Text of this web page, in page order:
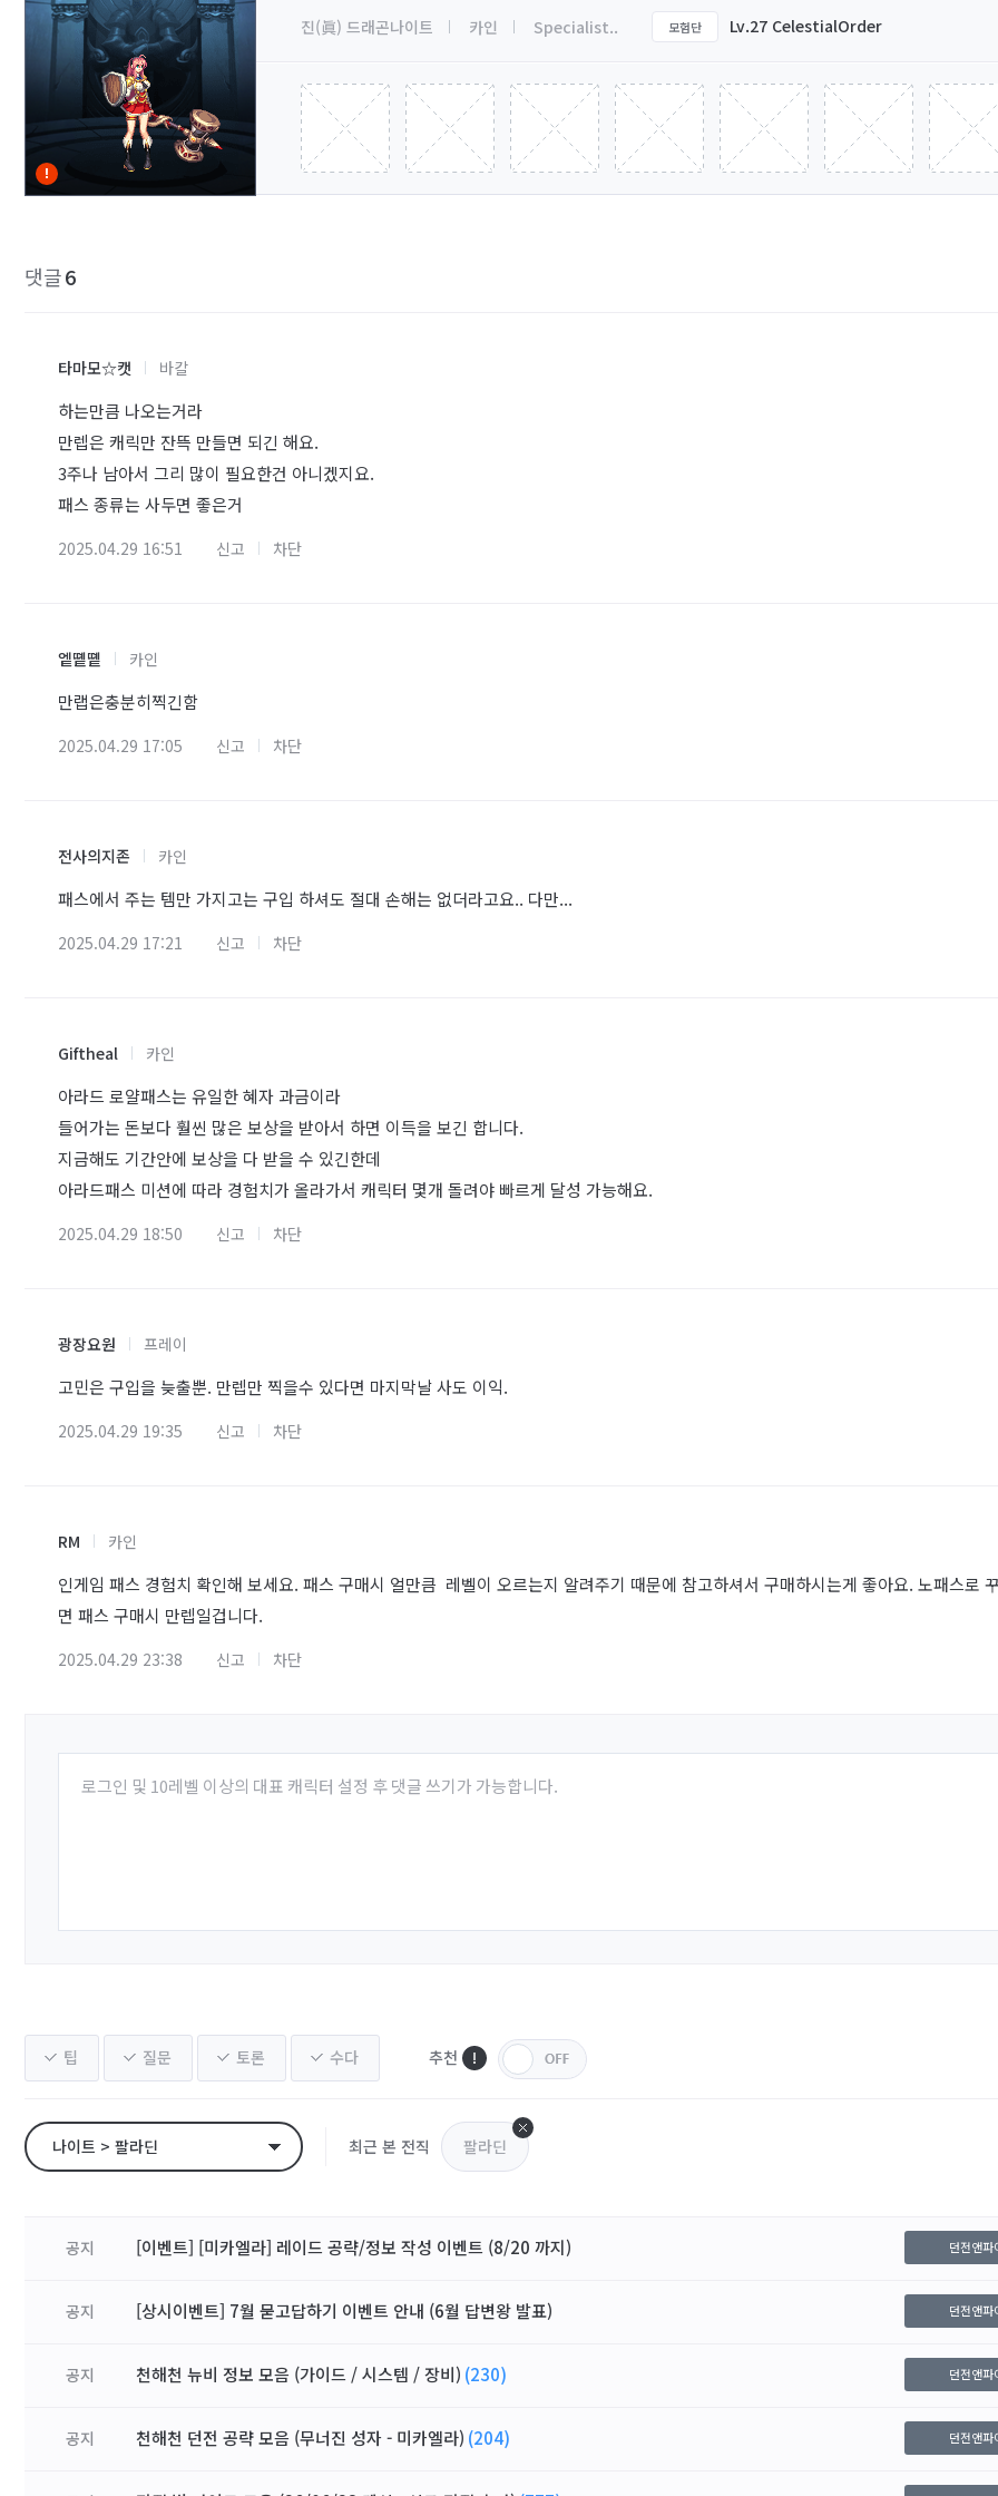
진(眞) 드래곤나이트 카인 Specialist.. 모험단 Lv.27 CelestialOrder
댓글6
타마모☆캣 바칼
하는만큼 나오는거라
만렙은 캐릭만 잔뜩 만들면 되긴 해요.
3주나 남아서 그리 많이 필요한건 아니겠지요.
패스 종류는 사두면 좋은거
2025.04.29 16:51 신고 차단
엩똍똍 카인
만랩은충분히찍긴함
2025.04.29 17:05 신고 차단
전사의지존 카인
패스에서 주는 템만 가지고는 구입 하셔도 절대 손해는 없더라고요.. 다만...
2025.04.29 17:21 신고 차단
Giftheal 카인
아라드 로얄패스는 유일한 혜자 과금이라
들어가는 돈보다 훨씬 많은 보상을 받아서 하면 이득을 보긴 합니다.
지금해도 기간안에 보상을 다 받을 수 있긴한데
아라드패스 미션에 따라 경험치가 올라가서 캐릭터 몇개 돌려야 빠르게 달성 가능해요.
2025.04.29 18:50 신고 차단
광장요원 프레이
고민은 구입을 늦출뿐. 만렙만 찍을수 있다면 마지막날 사도 이익.
2025.04.29 19:35 신고 차단
RM 카인
인게임 패스 경험치 확인해 보세요. 패스 구매시 얼만큼 레벨이 오르는지 알려주기 때문에 참고하셔서 구매하시는게 좋아요. 노패스로
면 패스 구매시 만렙일겁니다.
2025.04.29 23:38 신고 차단
로그인 및 10레벨 이상의 대표 캐릭터 설정 후 댓글 쓰기가 가능합니다.
팁 질문 토론 수다 추천
나이트 > 팔라딘 최근 본 전직 팔라딘
공지 [이벤트] [미카엘라] 레이드 공략/정보 작성 이벤트 (8/20 까지) 던전앤파
공지 [상시이벤트] 7월 묻고답하기 이벤트 안내 (6월 답변왕 발표) 던전앤파
공지 천해천 뉴비 정보 모음 (가이드 / 시스템 / 장비) (230) 던전앤파
공지 천해천 던전 공략 모음 (무너진 성자 - 미카엘라) (204) 던전앤파